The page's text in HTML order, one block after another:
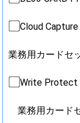
Cloud
業務用カードセ
Write Protect
業務用カード